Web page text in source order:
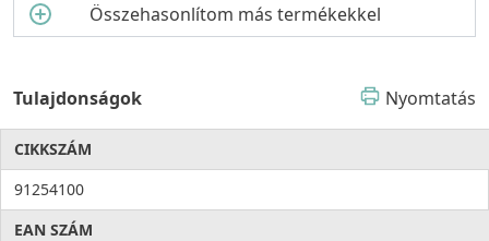
Összehasonlítom más termékekkel
Tulajdonságok Nyomtatás
CIKKSZÁM
91254100
EAN SZÁM